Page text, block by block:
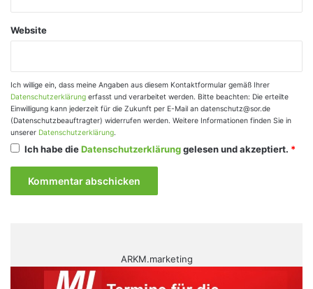
Website
Ich willige ein, dass meine Angaben aus diesem Kontaktformular gemäß Ihrer
Datenschutzerklärung erfasst und verarbeitet werden. Bitte beachten: Die erteilte
Einwilligung kann jederzeit für die Zukunft per E-Mail an datenschutz@sor.de
(Datenschutzbeauftragter) widerrufen werden. Weitere Informationen finden Sie in
unserer Datenschutzerklärung.
Ich habe dieDatenschutzerklärunggelesen und akzeptiert. *
ARKM.marketing